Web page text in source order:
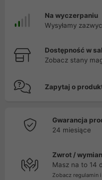
Na wyczerpaniu
Wysyłamy
Dostępność w
Zobacz stany
Zapytaj o
Gwarancja
24 miesiące
Zwrot /
Masz na to 14
Zobacz regulamin i